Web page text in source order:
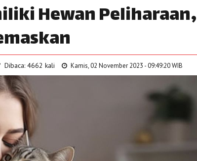
Hewan Peliharaan,
Dibaca: 4662 kali Kamis, 02 November 2023 - 09:49:20 WIB